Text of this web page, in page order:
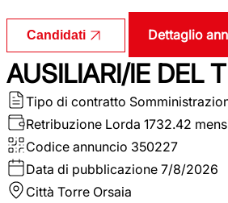
Candidati Dettaglio
AUSILIARI/IE DEL
Tipo di contratto
Retribuzione Lorda 1732.42
Codice annuncio 350227
Data di pubblicazione 7/8/2026
Città Torre Orsaia